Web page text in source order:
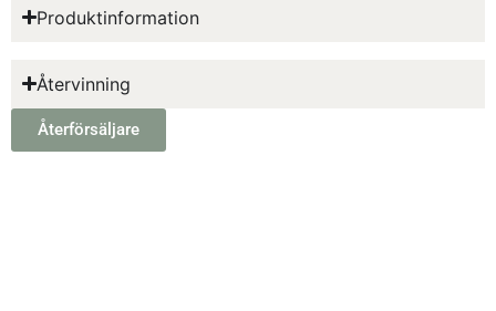
Produktinformation
Återvinning
Återförsäljare